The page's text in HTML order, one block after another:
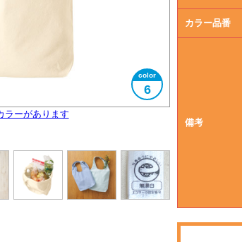
ラーがあります
6
イズ対応
イメージ
イメージ
開ございます
クタグ付き
カラー品番
備考